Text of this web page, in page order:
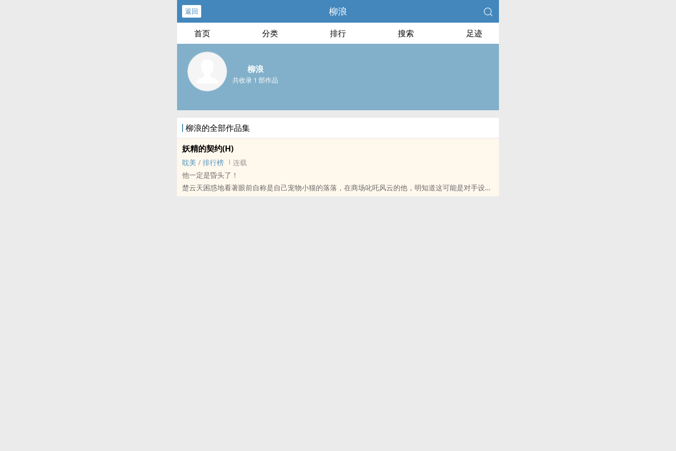
返回 柳浪
首页 分类 排行 搜索 足迹
柳浪
共收录 1 部作品
柳浪的全部作品集
妖精的契约(H)
耽美 / 排行榜
连载
他一定是昏头了！
楚云天困惑地看著眼前自称是自己宠物小猫的落落，在商场叱吒风云的他，明知道这可能是对手设下